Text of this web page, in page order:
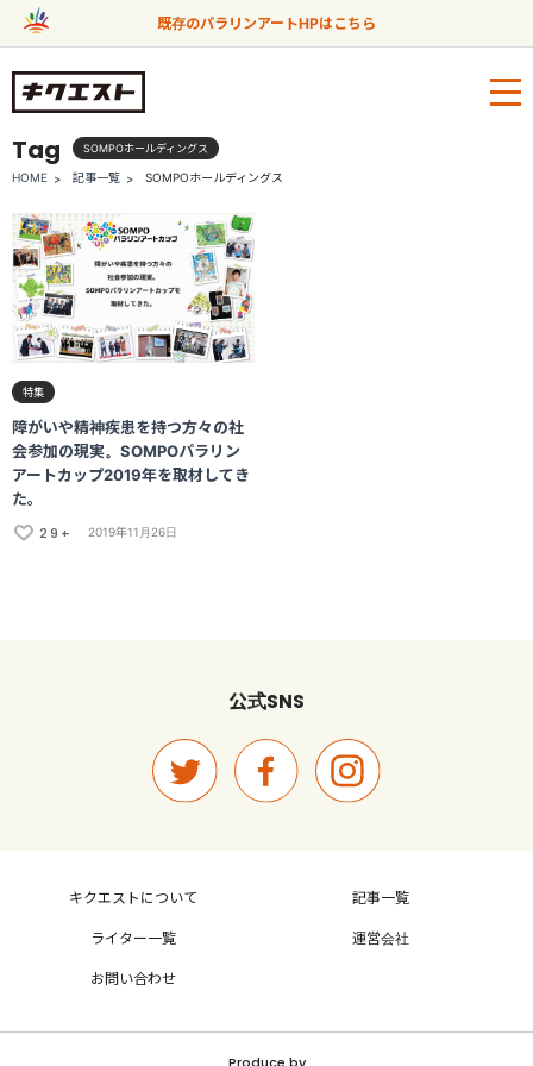
既存のパラリンアートHPはこちら
Tag SOMPOホールディングス
HOME 記事一覧 SOMPOホールディングス
特集
障がいや精神疾患を持つ方々の社
会参加の現実。SOMPOパラリン
アートカップ2019年を取材してき
た。
29+
2019年11月26日
公式SNS
キクエストについて 記事一覧
ライター一覧 運営会社
お問い合わせ